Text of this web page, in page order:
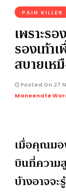
PAIN KILLER
เพราะร
รองเท้า
สบายเห
Posted On 27
Maneenate
เมื่อคุณมอ
บินที่ความ
บ้างอาจจ